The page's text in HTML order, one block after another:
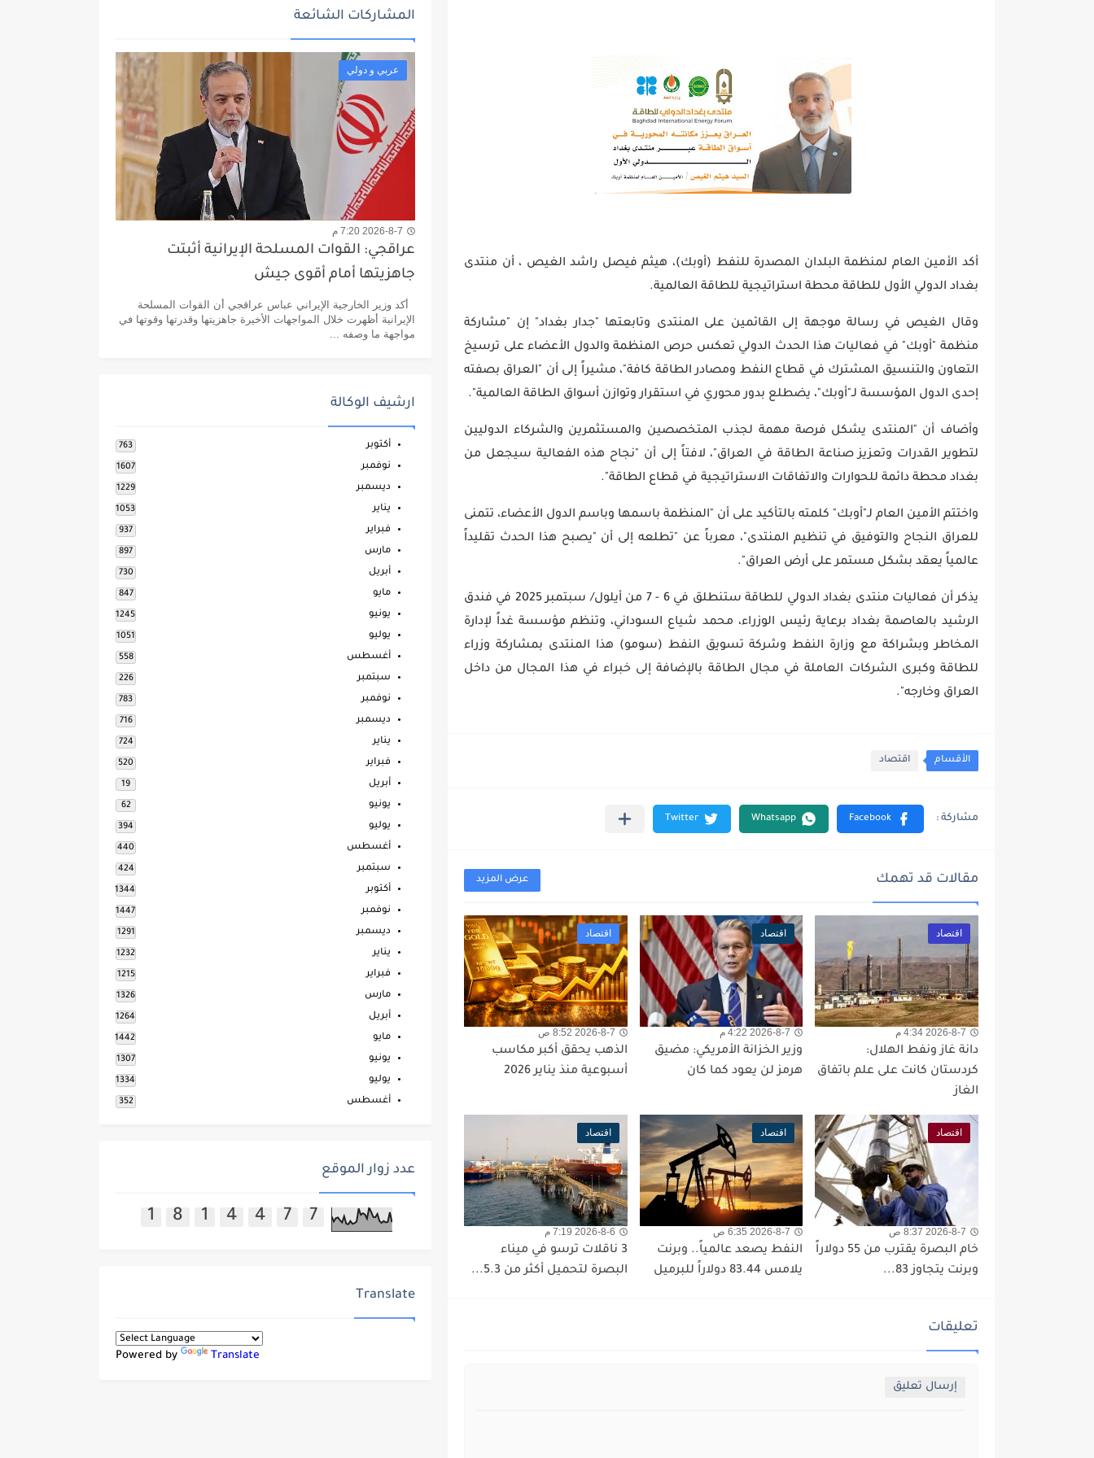
أكد الأمين العام لمنظمة البلدان المصدرة للنفط (أوبك)، هيثم فيصل راشد الغيص ، أن منتدى
بغداد الدولي الأول للطاقة محطة استراتيجية للطاقة العالمية.
وقال الغيص في رسالة موجهة إلى القائمين على المنتدى وتابعتها "جدار بغداد" إن "مشاركة
منظمة "أوبك" في فعاليات هذا الحدث الدولي تعكس حرص المنظمة والدول الأعضاء على ترسيخ
التعاون والتنسيق المشترك في قطاع النفط ومصادر الطاقة كافة"، مشيراً إلى أن "العراق بصفته
إحدى الدول المؤسسة لـ"أوبك"، يضطلع بدور محوري في استقرار وتوازن أسواق الطاقة العالمية".
وأضاف أن "المنتدى يشكل فرصة مهمة لجذب المتخصصين والمستثمرين والشركاء الدوليين
لتطوير القدرات وتعزيز صناعة الطاقة في العراق"، لافتاً إلى أن "نجاح هذه الفعالية سيجعل من
بغداد محطة دائمة للحوارات والاتفاقات الاستراتيجية في قطاع الطاقة".
واختتم الأمين العام لـ"أوبك" كلمته بالتأكيد على أن "المنظمة باسمها وباسم الدول الأعضاء، تتمنى
للعراق النجاح والتوفيق في تنظيم المنتدى"، معرباً عن "تطلعه إلى أن "يصبح هذا الحدث تقليداً
عالمياً يعقد بشكل مستمر على أرض العراق".
يذكر أن فعاليات منتدى بغداد الدولي للطاقة ستنطلق في 6 - 7 من أيلول/ سبتمبر 2025 في فندق
الرشيد بالعاصمة بغداد برعاية رئيس الوزراء، محمد شياع السوداني، وتنظم مؤسسة غداً لإدارة
المخاطر وبشراكة مع وزارة النفط وشركة تسويق النفط (سومو) هذا المنتدى بمشاركة وزراء
للطاقة وكبرى الشركات العاملة في مجال الطاقة بالإضافة إلى خبراء في هذا المجال من داخل
العراق وخارجه".
الأقسام اقتصاد
مقالات قد تهمك عرض المزيد
اقتصاد
2026-8-7 4:34 م
دانة غاز ونفط الهلال:
كردستان كانت على علم باتفاق
الغاز
اقتصاد
2026-8-7 4:22 م
وزير الخزانة الأمريكي: مضيق
هرمز لن يعود كما كان
اقتصاد
2026-8-7 8:52 ص
الذهب يحقق أكبر مكاسب
أسبوعية منذ يناير 2026
اقتصاد
2026-8-7 8:37 ص
خام البصرة يقترب من 55 دولاراً
وبرنت يتجاوز 83...
اقتصاد
2026-8-7 6:35 ص
النفط يصعد عالمياً.. وبرنت
يلامس 83.44 دولاراً للبرميل
اقتصاد
2026-8-6 7:19 م
3 ناقلات ترسو في ميناء
البصرة لتحميل أكثر من 5.3...
تعليقات
إرسال تعليق
المشاركات الشائعة
عربي و دولي
2026-8-7 7:20 م
عراقجي: القوات المسلحة الإيرانية أثبتت
جاهزيتها أمام أقوى جيش
أكد وزير الخارجية الإيراني عباس عراقجي أن القوات المسلحة
الإيرانية أظهرت خلال المواجهات الأخيرة جاهزيتها وقدرتها وقوتها في
مواجهة ما وصفه ...
ارشيف الوكالة
أكتوبر 763
نوفمبر 1607
ديسمبر 1229
يناير 1053
فبراير 937
مارس 897
أبريل 730
مايو 847
يونيو 1245
يوليو 1051
أغسطس 558
سبتمبر 226
نوفمبر 783
ديسمبر 716
يناير 724
فبراير 520
أبريل 19
يونيو 62
يوليو 394
أغسطس 440
سبتمبر 424
أكتوبر 1344
نوفمبر 1447
ديسمبر 1291
يناير 1232
فبراير 1215
مارس 1326
أبريل 1264
مايو 1442
يونيو 1307
يوليو 1334
أغسطس 352
عدد زوار الموقع
1 8 1 4 4 7 7
Translate
Powered by Translate